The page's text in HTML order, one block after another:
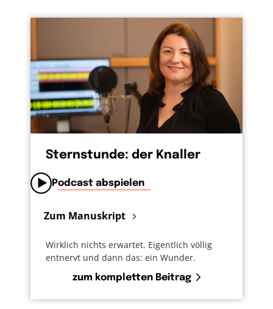
Sternstunde: der Knaller
Podcast abspielen
Zum Manuskript
Wirklich nichts erwartet. Eigentlich völlig
entnervt und dann das: ein Wunder.
zum kompletten Beitrag